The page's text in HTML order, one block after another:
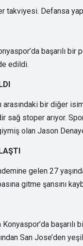
takviyesi. Defansa
başarılı
edildi.
arasındaki bir diğer
sağ stoper arıyor.
olan Jason
gelen 27
gitme şansını
Konyaspor’da
San Jose’den